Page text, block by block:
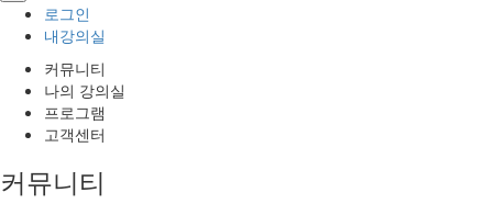
로그인
내강의실
커뮤니티
나의 강의실
프로그램
고객센터
커뮤니티